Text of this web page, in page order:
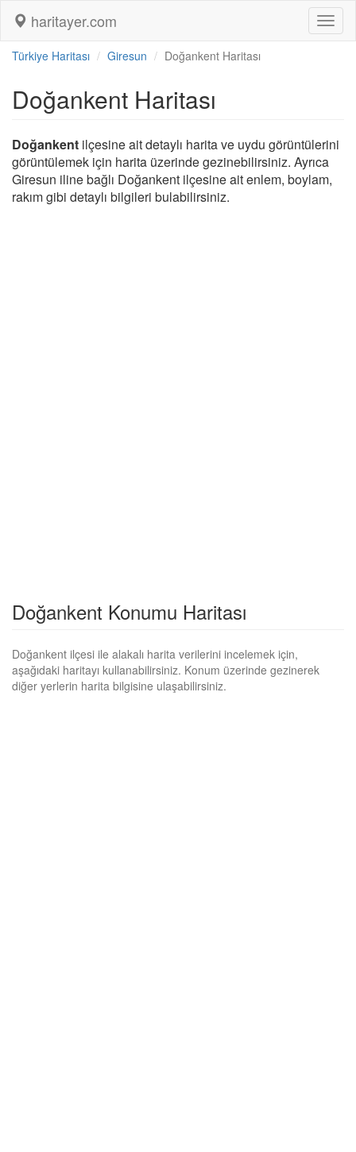
haritayer.com
Türkiye Haritası Giresun Doğankent Haritası
Doğankent Haritası
Doğankent ilçesine ait detaylı harita ve uydu görüntülerini
görüntülemek için harita üzerinde gezinebilirsiniz. Ayrıca
Giresun iline bağlı Doğankent ilçesine ait enlem, boylam,
rakım gibi detaylı bilgileri bulabilirsiniz.
Doğankent Konumu Haritası
Doğankent ilçesi ile alakalı harita verilerini incelemek için,
aşağıdaki haritayı kullanabilirsiniz. Konum üzerinde gezinerek
diğer yerlerin harita bilgisine ulaşabilirsiniz.